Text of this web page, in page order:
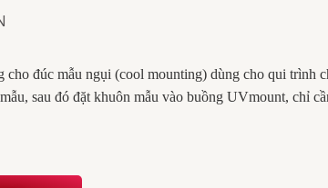
cho đúc mẫu ngụi (cool mounting) dùng cho qui trình
sau đó đặt khuôn mẫu vào buồng UVmount, chỉ